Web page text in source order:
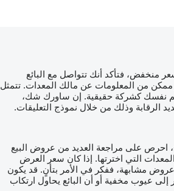
منخفض، فتأكد أنك تتواصل مع البائع
من المعلومات عن مالك المعدات. تتمثل
نفسك كشركة حقيقية. إن ساورك شك،
الرقابة وذلك من خلال نموذج التعليقات.
احرص على مراجعة العديد من عروض البيع
التي اخترتها. إذا كان سعر العرض
مشابهة، ففكر في الأمر بتأنٍ. قد يكون
عيوب مخفية أو أن البائع يحاول ارتكاب